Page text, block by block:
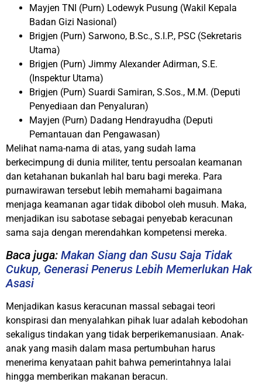
Mayjen TNI (Purn) Lodewyk Pusung (Wakil Kepala
Badan Gizi Nasional)
Brigjen (Purn) Sarwono, B.Sc., S.I.P., PSC (Sekretaris
Utama)
Brigjen (Purn) Jimmy Alexander Adirman, S.E.
(Inspektur Utama)
Brigjen (Purn) Suardi Samiran, S.Sos., M.M. (Deputi
Penyediaan dan Penyaluran)
Mayjen (Purn) Dadang Hendrayudha (Deputi
Pemantauan dan Pengawasan)
Melihat nama-nama di atas, yang sudah lama
berkecimpung di dunia militer, tentu persoalan keamanan
dan ketahanan bukanlah hal baru bagi mereka. Para
purnawirawan tersebut lebih memahami bagaimana
menjaga keamanan agar tidak dibobol oleh musuh. Maka,
menjadikan isu sabotase sebagai penyebab keracunan
sama saja dengan merendahkan kompetensi mereka.
Baca juga: Makan Siang dan Susu Saja Tidak
Cukup, Generasi Penerus Lebih Memerlukan Hak
Asasi
Menjadikan kasus keracunan massal sebagai teori
konspirasi dan menyalahkan pihak luar adalah kebodohan
sekaligus tindakan yang tidak berperikemanusiaan. Anak-
anak yang masih dalam masa pertumbuhan harus
menerima kenyataan pahit bahwa pemerintahnya lalai
hingga memberikan makanan beracun.